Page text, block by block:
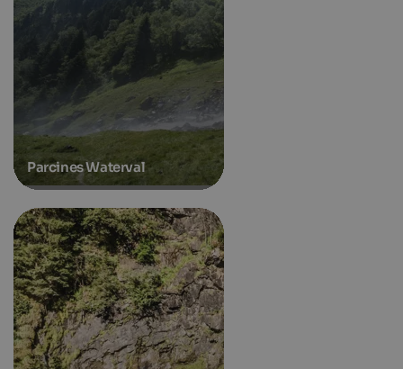
Parcines Waterval